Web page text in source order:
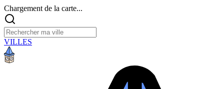
Chargement de la carte...
VILLES